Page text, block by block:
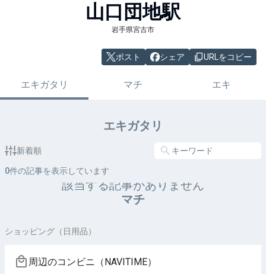
山口団地駅
岩手県宮古市
ポスト シェア URLをコピー
エキガタリ マチ エキ
エキガタリ
新着順
0件の記事を表示しています
該当する記事がありません
マチ
ショッピング（日用品）
周辺のコンビニ（NAVITIME）